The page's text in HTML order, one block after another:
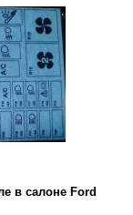
в салоне Ford